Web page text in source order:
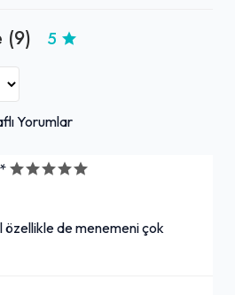
(9) 5
Yorumlar
özellikle de menemeni çok